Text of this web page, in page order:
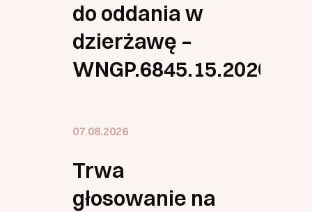
do oddania w
dzierżawę –
07.08.2026
Trwa
głosowanie na